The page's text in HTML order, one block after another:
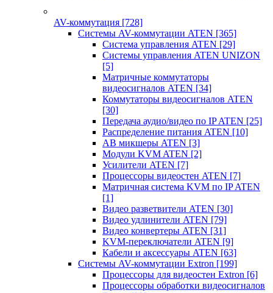
AV-коммутация [728]
Системы AV-коммутации ATEN [365]
Система управления ATEN [29]
Системы управления ATEN UNIZON
[5]
Матричные коммутаторы
видеосигналов ATEN [34]
Коммутаторы видеосигналов ATEN
[30]
Передача аудио/видео по IP ATEN [25]
Распределение питания ATEN [10]
АВ микшеры ATEN [3]
Модули KVM ATEN [2]
Усилители ATEN [7]
Процессоры видеостен ATEN [7]
Матричная система KVM по IP ATEN
[1]
Видео разветвители ATEN [30]
Видео удлинители ATEN [79]
Видео конвертеры ATEN [31]
KVM-переключатели ATEN [9]
Кабели и аксессуары ATEN [63]
Системы AV-коммутации Extron [199]
Процессоры для видеостен Extron [6]
Процессоры обработки видеосигналов